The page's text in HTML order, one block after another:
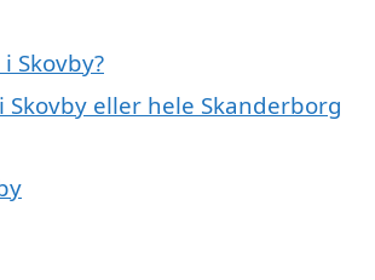
Skovby?
eller hele Skanderborg